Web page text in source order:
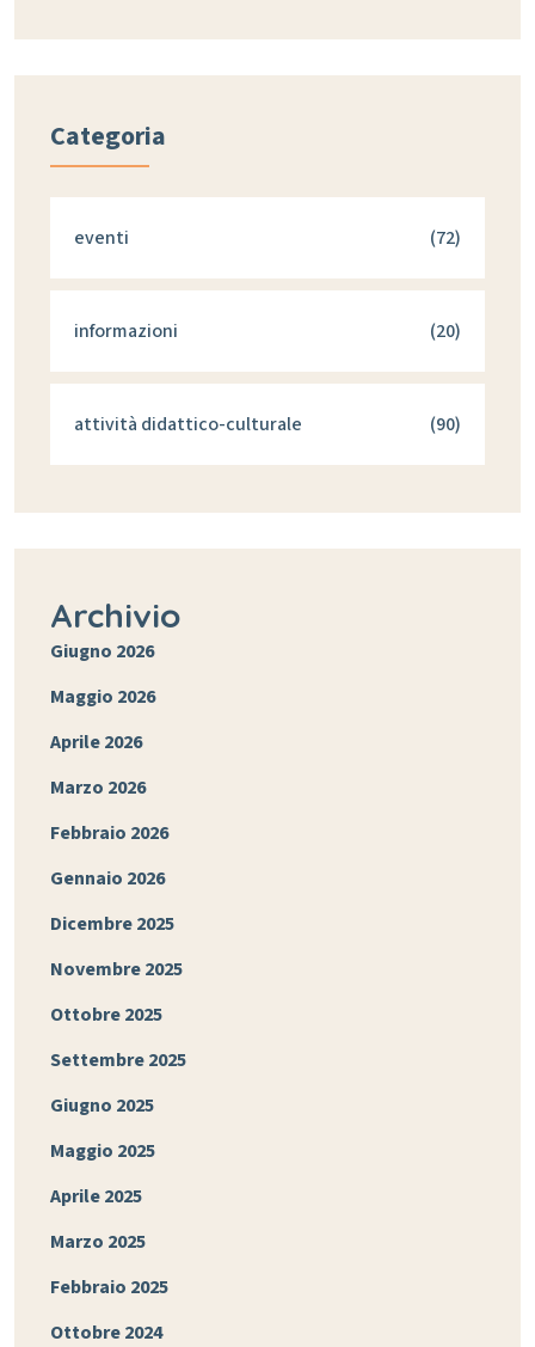
Categoria
eventi (72)
informazioni (20)
attività didattico-culturale (90)
Archivio
Giugno 2026
Maggio 2026
Aprile 2026
Marzo 2026
Febbraio 2026
Gennaio 2026
Dicembre 2025
Novembre 2025
Ottobre 2025
Settembre 2025
Giugno 2025
Maggio 2025
Aprile 2025
Marzo 2025
Febbraio 2025
Ottobre 2024